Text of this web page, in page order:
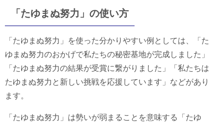
「たゆまぬ努力」の使い方
「たゆまぬ努力」を使った分かりやすい例としては、「た
ゆまぬ努力のおかげで私たちの秘密基地が完成しました」
「たゆまぬ努力の結果が受賞に繋がりました」「私たちは
たゆまぬ努力と新しい挑戦を応援しています」などがあり
ます。
「たゆまぬ努力」は勢いが弱まることを意味する「たゆ